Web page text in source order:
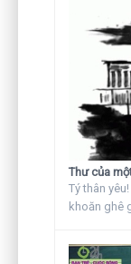
Thư của
Tý thân
khoăn ghê